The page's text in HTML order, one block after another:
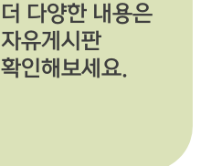
더 다양한 내용은
자유게시판
확인해보세요.